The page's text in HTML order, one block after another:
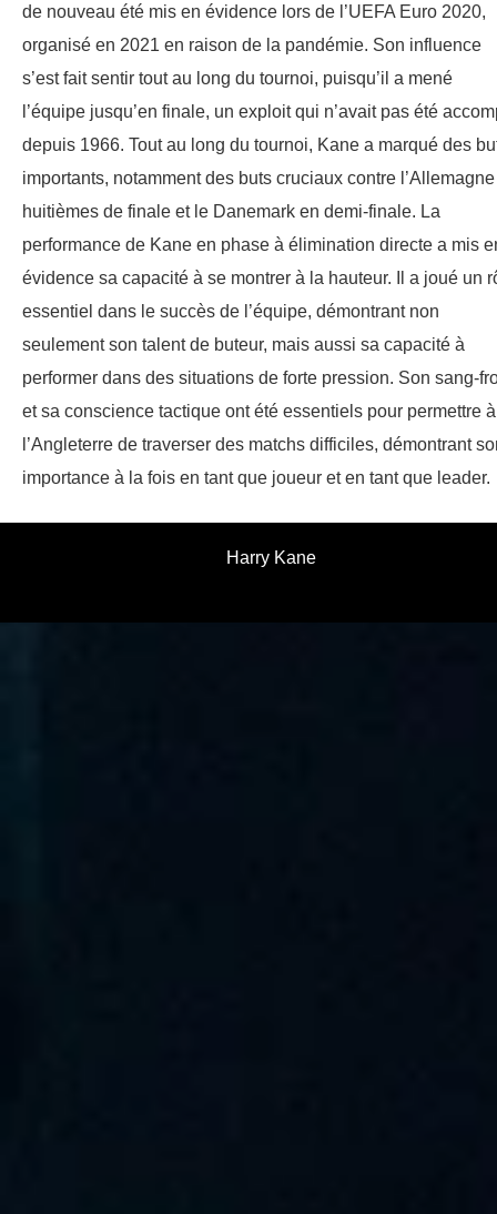
de nouveau été mis en évidence lors de l’UEFA Euro 2020,
organisé en 2021 en raison de la pandémie. Son influence
s’est fait sentir tout au long du tournoi, puisqu’il a mené
l’équipe jusqu’en finale, un exploit qui n’avait pas été
depuis 1966. Tout au long du tournoi, Kane a marqué des
importants, notamment des buts cruciaux contre
huitièmes de finale et le Danemark en demi-finale. La
performance de Kane en phase à élimination directe a mis
évidence sa capacité à se montrer à la hauteur. Il a joué un
essentiel dans le succès de l’équipe, démontrant non
seulement son talent de buteur, mais aussi sa capacité à
performer dans des situations de forte pression. Son sang-
et sa conscience tactique ont été essentiels pour permettre à
l’Angleterre de traverser des matchs difficiles, démontrant
importance à la fois en tant que joueur et en tant que leader.
Harry Kane